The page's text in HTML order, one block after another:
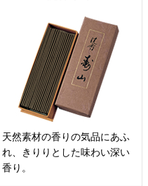
天然素材の香りの気品にあふ
れ、きりりとした味わい深い
香り。